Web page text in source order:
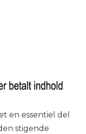
en essentiel del
stigende